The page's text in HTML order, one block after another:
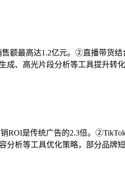
额最高达1.2亿元。②直播带货
、高光片段分析等工具提升转化
ROI是传统广告的2.3倍。
析等工具优化策略，部分品牌短